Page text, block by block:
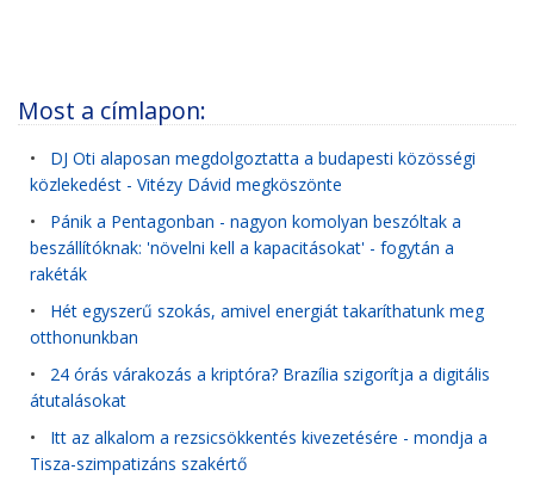
Most a címlapon:
• DJ Oti alaposan megdolgoztatta a budapesti közösségi
közlekedést - Vitézy Dávid megköszönte
• Pánik a Pentagonban - nagyon komolyan beszóltak a
beszállítóknak: 'növelni kell a kapacitásokat' - fogytán a
rakéták
• Hét egyszerű szokás, amivel energiát takaríthatunk meg
otthonunkban
• 24 órás várakozás a kriptóra? Brazília szigorítja a digitális
átutalásokat
• Itt az alkalom a rezsicsökkentés kivezetésére - mondja a
Tisza-szimpatizáns szakértő